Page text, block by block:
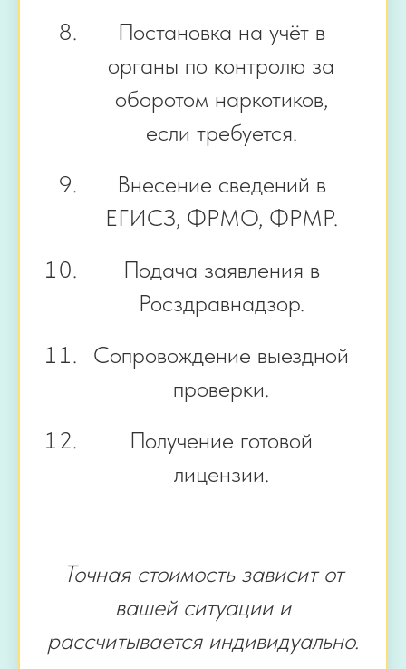
Постановка на учёт в
органы по контролю за
оборотом наркотиков,
если требуется.
Внесение сведений в
ЕГИСЗ, ФРМО, ФРМР.
Подача заявления в
Росздравнадзор.
Сопровождение выездной
проверки.
Получение готовой
лицензии.
Точная стоимость зависит от
вашей ситуации и
рассчитывается индивидуально.